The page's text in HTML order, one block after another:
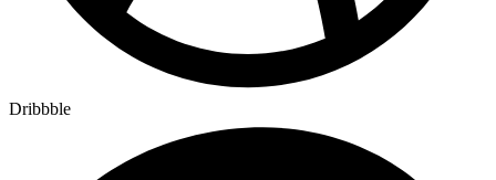
Dribbble